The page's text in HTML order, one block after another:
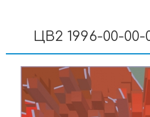
ЦВ2 1996-00-00-